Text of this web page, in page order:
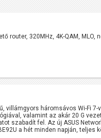
router, 320MHz, 4K-QAM, MLO,
villámgyors háromsávos Wi-Fi
valamint az akár 20 G
szabadít fel. Az új ASUS
a hét minden napján, teljes